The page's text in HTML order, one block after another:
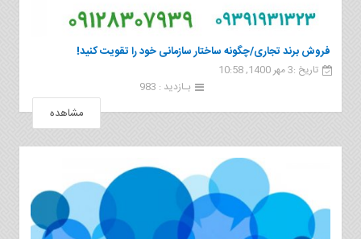
فروش برند تجاری/چگونه ساختار سازمانی خود را تقویت کنید!
تاریخ :3 مهر 1400, 10:58
بـازدید : 983
مشاهده